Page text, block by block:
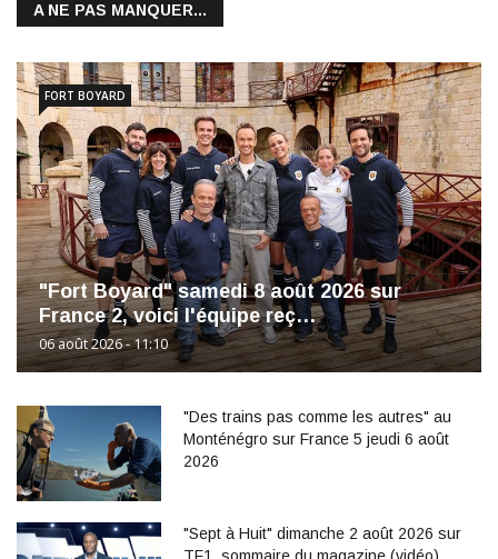
A NE PAS MANQUER...
"Fort Boyard" samedi 8 août 2026 sur
France 2, voici l'équipe reç…
06 août 2026 - 11:10
FORT BOYARD
"Des trains pas comme les autres" au
Monténégro sur France 5 jeudi 6 août
2026
"Sept à Huit" dimanche 2 août 2026 sur